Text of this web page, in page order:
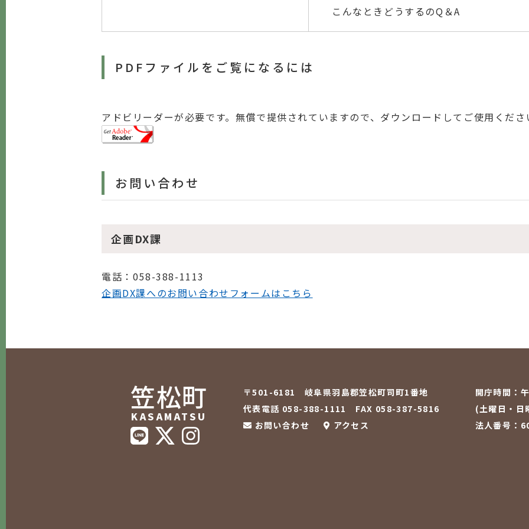
こんなときどうするのQ＆A
PDFファイルをご覧になるには
アドビリーダーが必要です。無償で提供されていますので、ダウンロードしてご使用くださ
お問い合わせ
企画DX課
電話 ：058-388-1113
企画DX課へのお問い合わせフォームはこちら
笠松町
KASAMATSU
〒501-6181 岐阜県羽島郡笠松町司町1番地
代表電話 058-388-1111 FAX 058-387-5816
お問い合わせ
アクセス
開庁時間：
(土曜日・日
法人番号：